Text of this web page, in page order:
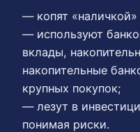
— копят
— используют
вклады,
накопительные
крупных покупок;
— лезут в
понимая риски.